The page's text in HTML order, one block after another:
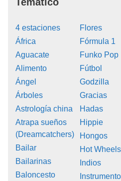
4 estaciones
África
Aguacate
Alimento
Ángel
Árboles
Astrología china
Atrapa sueños
(Dreamcatchers)
Bailar
Bailarinas
Baloncesto
Flores
Fórmula 1
Funko Pop
Fútbol
Godzilla
Gracias
Hadas
Hippie
Hongos
Hot Wheels
Indios